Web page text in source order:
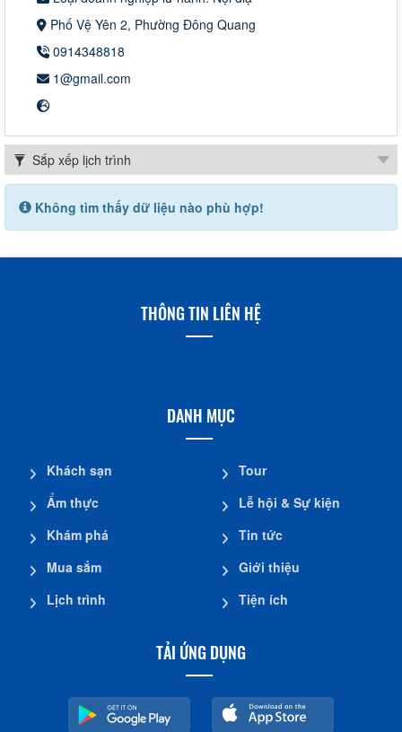
Phố Vệ Yên 2, Phường Đông Quang
0914348818
1@gmail.com
Không tìm thấy dữ liệu nào phù hợp!
THÔNG TIN LIÊN HỆ
DANH MỤC
Khách sạn
Ẩm thực
Khám phá
Mua sắm
Lịch trình
Tour
Lễ hội & Sự kiện
Tin tức
Giới thiệu
Tiện ích
TẢI ỨNG DỤNG